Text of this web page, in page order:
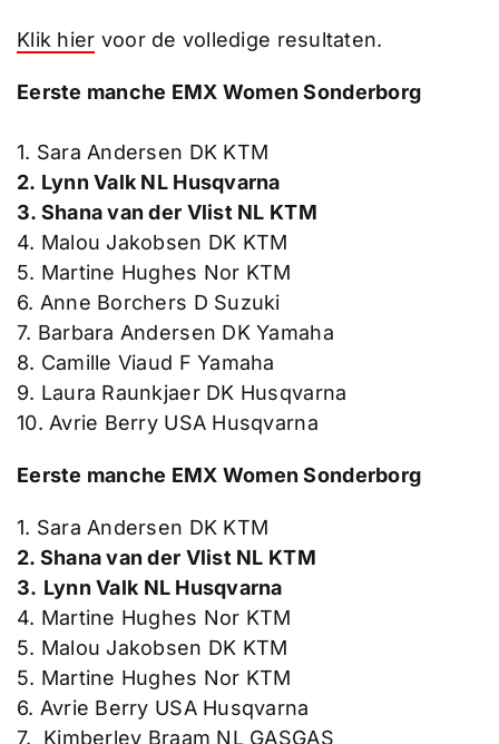
Klik hier voor de volledige resultaten.
Eerste manche EMX Women Sonderborg
1. Sara Andersen DK KTM
2. Lynn Valk NL Husqvarna
3. Shana van der Vlist NL KTM
4. Malou Jakobsen DK KTM
5. Martine Hughes Nor KTM
6. Anne Borchers D Suzuki
7. Barbara Andersen DK Yamaha
8. Camille Viaud F Yamaha
9. Laura Raunkjaer DK Husqvarna
10. Avrie Berry USA Husqvarna
Eerste manche EMX Women Sonderborg
1. Sara Andersen DK KTM
2. Shana van der Vlist NL KTM
3. Lynn Valk NL Husqvarna
4. Martine Hughes Nor KTM
5. Malou Jakobsen DK KTM
5. Martine Hughes Nor KTM
6. Avrie Berry USA Husqvarna
7. Kimberley Braam NL GASGAS